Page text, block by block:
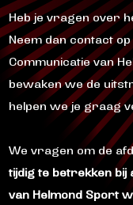
Heb je vragen over
Neem dan contact
Communicatie van
bewaken we de
helpen we je graag
We vragen om de
tijdig te betrekken bij
van Helmond Sport